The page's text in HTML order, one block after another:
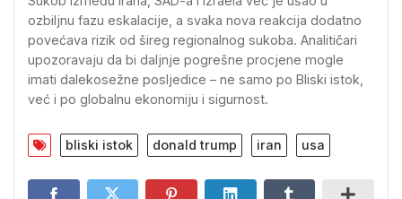
ozbiljnu fazu eskalacije, a svaka nova reakcija dodatno
povećava rizik od šireg regionalnog sukoba. Analitičari
upozoravaju da bi daljnje pogrešne procjene mogle
imati dalekosežne posljedice – ne samo po Bliski istok,
već i po globalnu ekonomiju i sigurnost.
bliski istok donald trump iran usa